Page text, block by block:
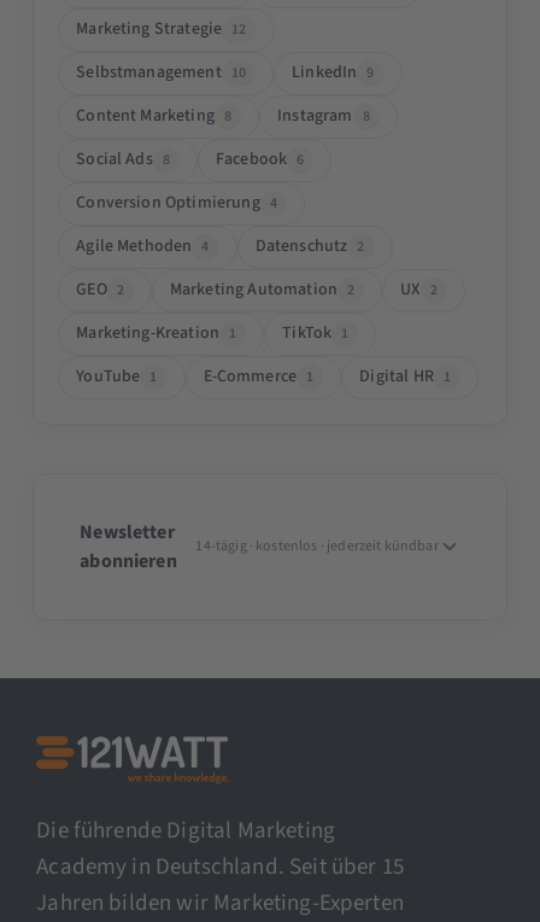
Marketing Strategie 12
Selbstmanagement 10 LinkedIn 9
Content Marketing 8 Instagram 8
Social Ads 8 Facebook 6
Conversion Optimierung 4
Agile Methoden 4 Datenschutz 2
GEO 2 Marketing Automation 2 UX 2
Marketing-Kreation 1 TikTok 1
YouTube 1 E-Commerce 1 Digital HR 1
Newsletter
abonnieren
14-tägig · kostenlos · jederzeit kündbar
Die führende Digital Marketing
Academy in Deutschland. Seit über 15
Jahren bilden wir Marketing-Experten